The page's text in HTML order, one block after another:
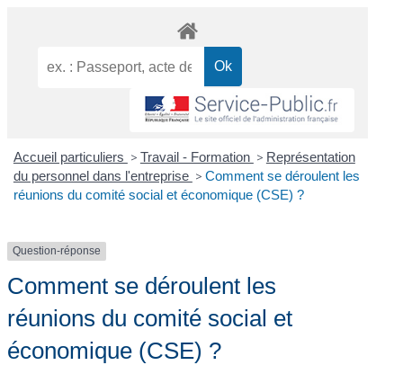
Accueil particuliers > Travail - Formation > Représentation
du personnel dans l'entreprise > Comment se déroulent les
réunions du comité social et économique (CSE) ?
Question-réponse
Comment se déroulent les
réunions du comité social et
économique (CSE) ?